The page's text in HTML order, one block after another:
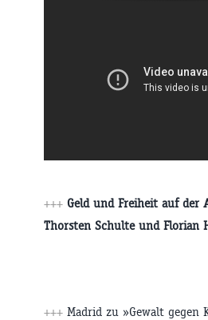
+++ Geld und Freiheit auf der
Thorsten Schulte und Florian
+++ Madrid zu »Gewalt gegen